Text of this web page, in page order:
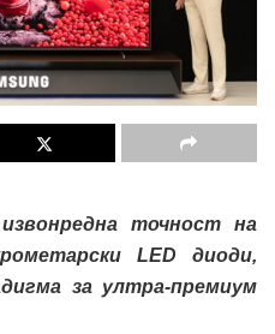
точност на
LED диоди,
за ултра-премиум